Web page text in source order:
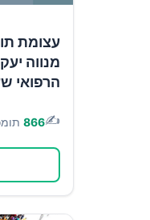
עצומת
מנווה
הרפואי
✍️
866